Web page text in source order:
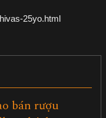
25yo.html
bán rượu